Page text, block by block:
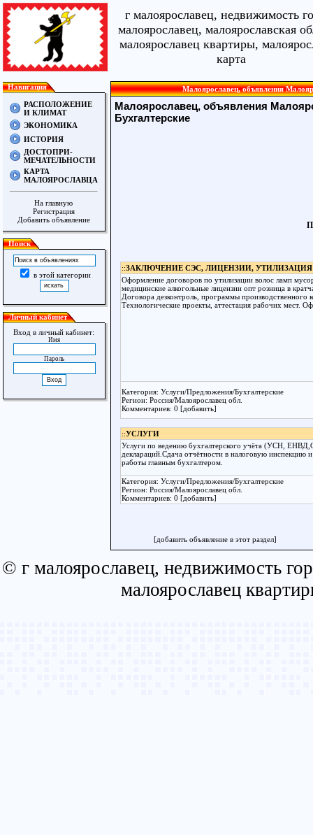
г малоярославец, недвижимость
малоярославец, малоярославская
малоярославец квартиры,
карта
Навигация
РАСПОЛОЖЕНИЕ
И КЛИМАТ
ЭКОНОМИКА
ИСТОРИЯ
ДОСТОПРИ-
МЕЧАТЕЛЬНОСТИ
КАРТА
МАЛОЯРОСЛАВЦА
На главную
Регистрация
Добавить объявление
Поиск
в этой категории
Личный кабинет
Вход в личный кабинет:
Имя
Пароль
Малоярославец, объявления
Малоярославец, объявления
Бухгалтерские
::ЗАКЛЮЧЕНИЕ СЭС, ЛИЦЕНЗИИ,
Оформление договоров по утилизации волос ламп
медицинские алкогольные лицензии опт розница в
Договора дезконтроль, программы производственного
Технологические проекты, аттестация рабочих мест.
Категория: Услуги/Предложения/Бухгалтерские
Регион: Россия/Малоярославец обл.
Комментариев: 0 [добавить]
::УСЛУГИ
Услуги по ведению бухгалтерского учёта (УСН,
деклараций.Сдача отчётности в налоговую инспекцию
работы главным бухгалтером.
Категория: Услуги/Предложения/Бухгалтерские
Регион: Россия/Малоярославец обл.
Комментариев: 0 [добавить]
[добавить объявление в этот раздел]
© г малоярославец, недвижимость
малоярославец